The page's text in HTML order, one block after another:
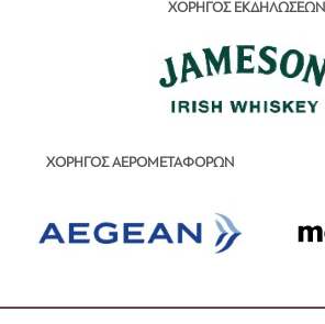
ΧΟΡΗΓΟΣ ΕΚΔΗΛΩΣΕΩΝ
ΧΟΡΗΓΟΣ ΑΕΡΟΜΕΤΑΦΟΡΩΝ